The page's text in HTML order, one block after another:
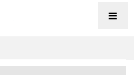
株式会社テクノ・